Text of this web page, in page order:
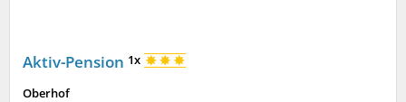
Aktiv-Pension 1x
Oberhof